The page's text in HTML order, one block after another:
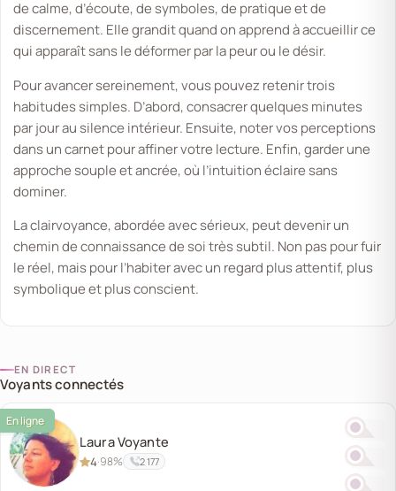
de calme, d’écoute, de symboles, de pratique et de
discernement. Elle grandit quand on apprend à accueillir ce
qui apparaît sans le déformer par la peur ou le désir.
Pour avancer sereinement, vous pouvez retenir trois
habitudes simples. D’abord, consacrer quelques minutes
par jour au silence intérieur. Ensuite, noter vos perceptions
dans un carnet pour affiner votre lecture. Enfin, garder une
approche souple et ancrée, où l’intuition éclaire sans
dominer.
La clairvoyance, abordée avec sérieux, peut devenir un
chemin de connaissance de soi très subtil. Non pas pour fuir
le réel, mais pour l’habiter avec un regard plus attentif, plus
symbolique et plus conscient.
EN DIRECT
Voyants connectés
Laura Voyante
4·98% 2 177